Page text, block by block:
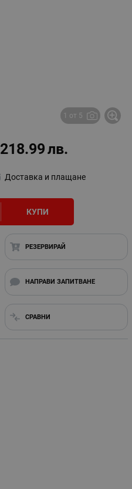
1 от 5
218.99лв.
Доставка и плащане
КУПИ
РЕЗЕРВИРАЙ
НАПРАВИ ЗАПИТВАНЕ
СРАВНИ